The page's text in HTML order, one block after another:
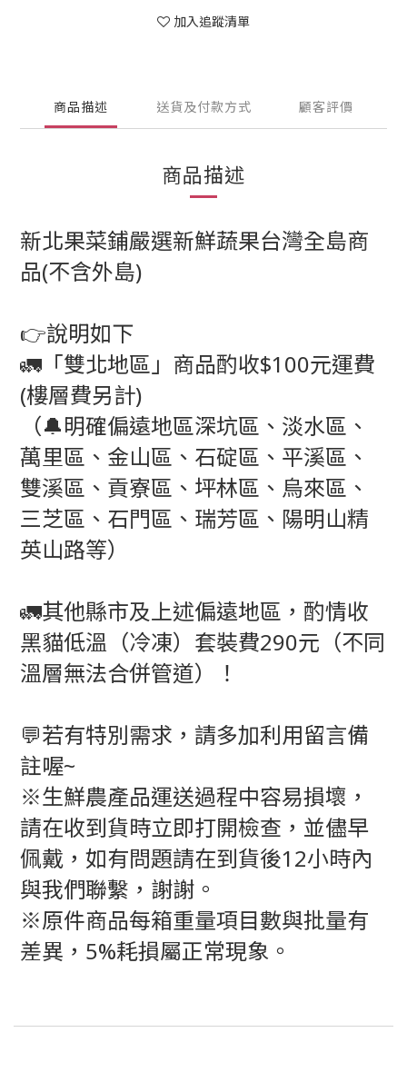
加入追蹤清單
商品描述 送貨及付款方式 顧客評價
商品描述
新北果菜鋪嚴選新鮮蔬果台灣全島商
品(不含外島)
👉說明如下
🚛「雙北地區」商品酌收$100元運費
(樓層費另計)
（🔔明確偏遠地區深坑區、淡水區、
萬里區、金山區、石碇區、平溪區、
雙溪區、貢寮區、坪林區、烏來區、
三芝區、石門區、瑞芳區、陽明山精
英山路等）
🚛其他縣市及上述偏遠地區，酌情收
黑貓低溫（冷凍）套裝費290元（不同
溫層無法合併管道）！
💬若有特別需求，請多加利用留言備
註喔~
※生鮮農產品運送過程中容易損壞，
請在收到貨時立即打開檢查，並儘早
佩戴，如有問題請在到貨後12小時內
與我們聯繫，謝謝。
※原件商品每箱重量項目數與批量有
差異，5%耗損屬正常現象。